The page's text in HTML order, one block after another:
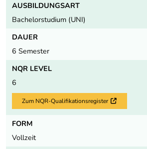
AUSBILDUNGSART
Bachelorstudium (UNI)
DAUER
6 Semester
NQR LEVEL
6
Zum NQR-Qualifikationsregister
FORM
Vollzeit